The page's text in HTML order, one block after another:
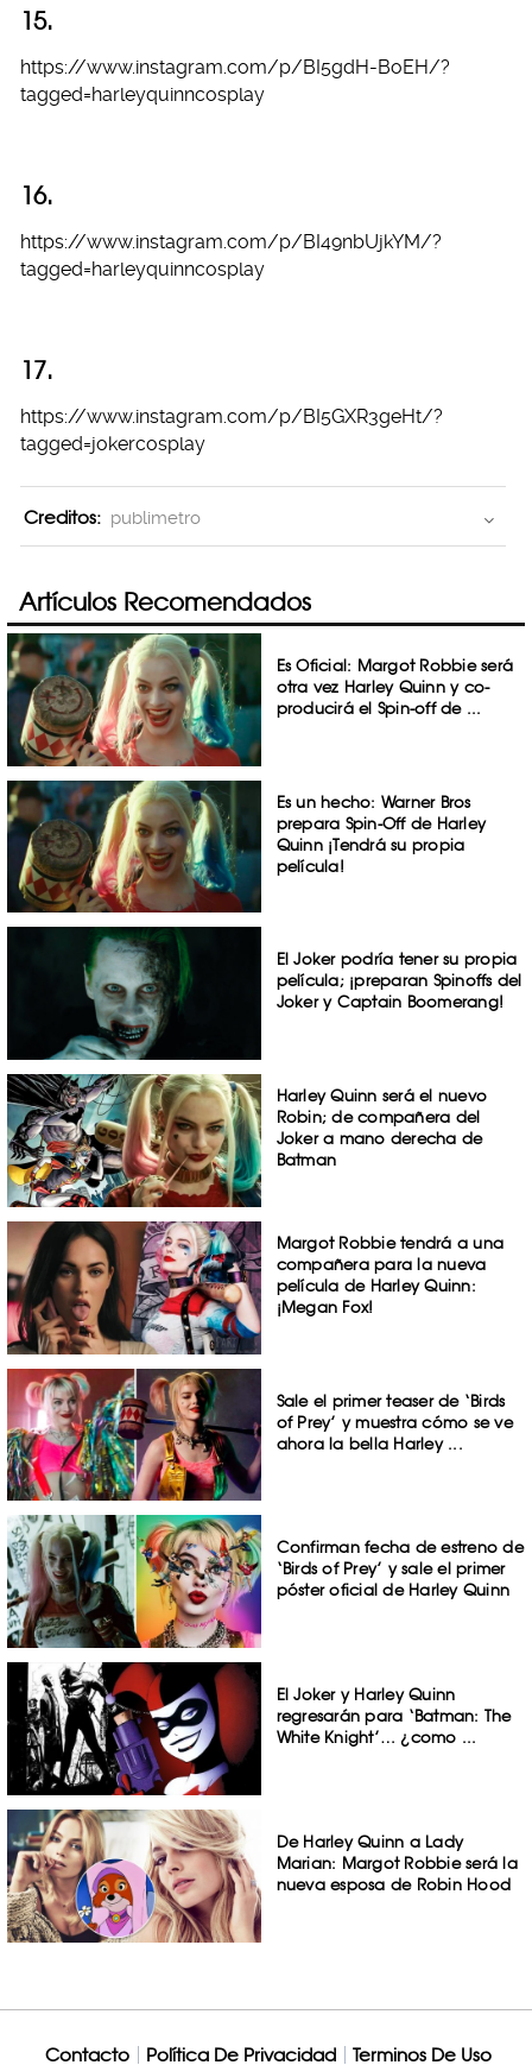
15.
https://www.instagram.com/p/BI5gdH-BoEH/?
tagged=harleyquinncosplay
16.
https://www.instagram.com/p/BI49nbUjkYM/?
tagged=harleyquinncosplay
17.
https://www.instagram.com/p/BI5GXR3geHt/?
tagged=jokercosplay
Creditos: publimetro
Artículos Recomendados
Es Oficial: Margot Robbie será
otra vez Harley Quinn y co-
producirá el Spin-off de ...
Es un hecho: Warner Bros
prepara Spin-Off de Harley
Quinn ¡Tendrá su propia
película!
El Joker podría tener su propia
película; ¡preparan Spinoffs del
Joker y Captain Boomerang!
Harley Quinn será el nuevo
Robin; de compañera del
Joker a mano derecha de
Batman
Margot Robbie tendrá a una
compañera para la nueva
película de Harley Quinn:
¡Megan Fox!
Sale el primer teaser de ‘Birds
of Prey’ y muestra cómo se ve
ahora la bella Harley ...
Confirman fecha de estreno de
‘Birds of Prey’ y sale el primer
póster oficial de Harley Quinn
El Joker y Harley Quinn
regresarán para ‘Batman: The
White Knight’… ¿como ...
De Harley Quinn a Lady
Marian: Margot Robbie será la
nueva esposa de Robin Hood
Contacto Política De Privacidad Terminos De Uso